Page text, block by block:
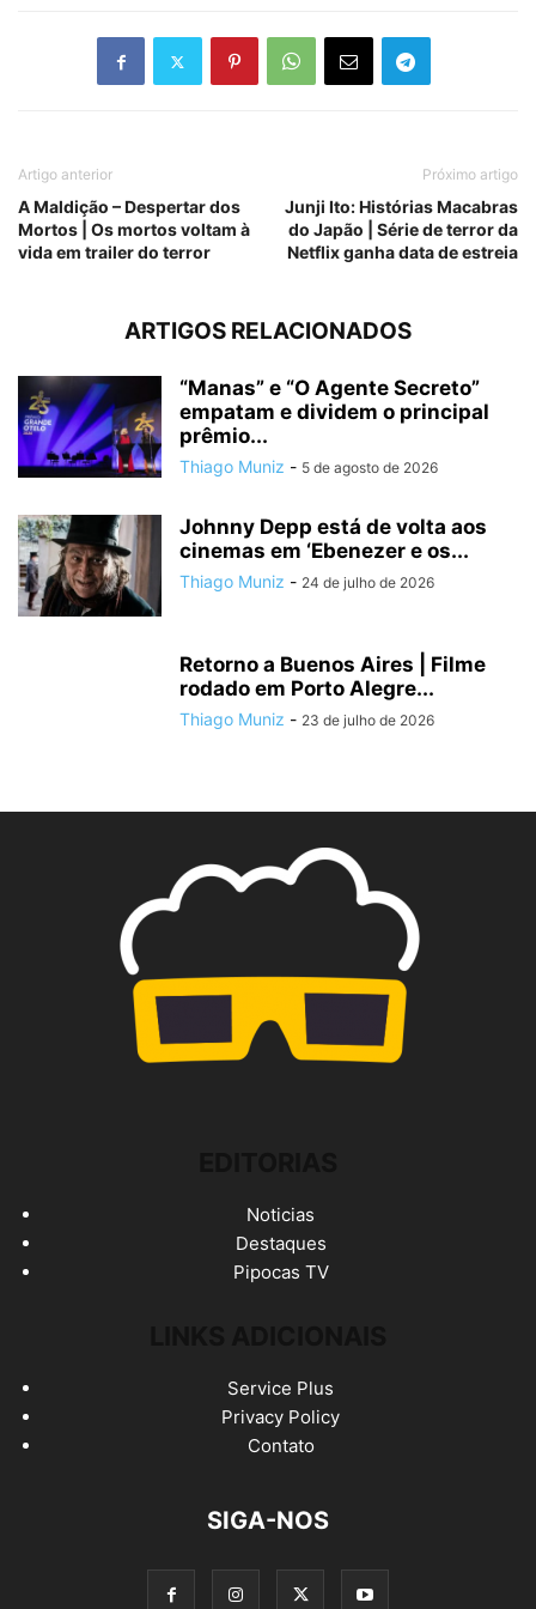
Artigo anterior
A Maldição – Despertar dos
Mortos | Os mortos voltam à
vida em trailer do terror
Próximo artigo
Junji Ito: Histórias Macabras
do Japão | Série de terror da
Netflix ganha data de estreia
ARTIGOS RELACIONADOS
“Manas” e “O Agente Secreto”
empatam e dividem o principal
prêmio...
Thiago Muniz - 5 de agosto de 2026
Johnny Depp está de volta aos
cinemas em ‘Ebenezer e os...
Thiago Muniz - 24 de julho de 2026
Retorno a Buenos Aires | Filme
rodado em Porto Alegre...
Thiago Muniz - 23 de julho de 2026
Noticias
Destaques
Pipocas TV
Service Plus
Privacy Policy
Contato
SIGA-NOS